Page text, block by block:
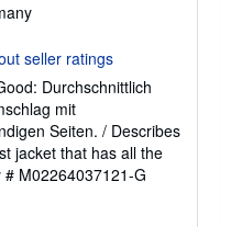
Durchschnittlich
mit
Seiten. / Describes
jacket that has all the
M02264037121-G